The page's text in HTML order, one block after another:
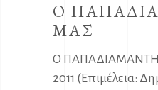
O
ΜΑΣ
O
2011 (Επιμέλεια: